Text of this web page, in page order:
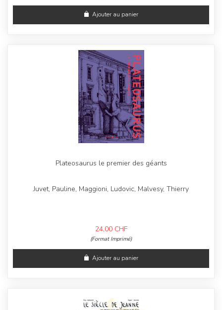
Ajouter au panier
Plateosaurus le premier des géants
Juvet, Pauline, Maggioni, Ludovic, Malvesy, Thierry
24,00 CHF
(Format Imprimé)
Ajouter au panier